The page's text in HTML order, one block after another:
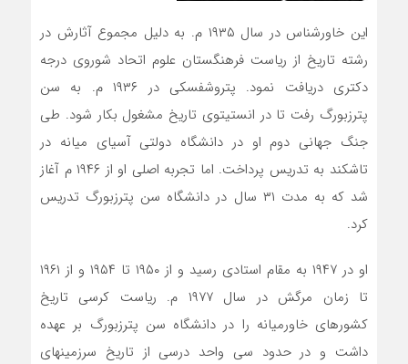
این خاورشناس در سال ۱۹۳۵ م. به دلیل مجموع آثارش در
رشته تاریخ از ریاست فرهنگستان علوم اتحاد شوروی درجه
دکتری دریافت نمود. پتروشفسکی در ۱۹۳۶ م. به سن
پترزبورگ رفت تا در انستیتوی تاریخ مشغول بکار شود. طی
جنگ جهانی دوم او در دانشگاه دولتی آسیای میانه در
تاشکند به تدریس پرداخت. اما تجربه اصلی او از ۱۹۴۶ م آغاز
شد که به مدت ۳۱ سال در دانشگاه سن پترزبورگ تدریس
کرد.
او در ۱۹۴۷ به مقام استادی رسید و از ۱۹۵۰ تا ۱۹۵۴ و از ۱۹۶۱
تا زمان مرگش در سال ۱۹۷۷ م. ریاست کرسی تاریخ
کشورهای خاورمیانه را در دانشگاه سن پترزبورگ بر عهده
داشت و در حدود سی واحد درسی از تاریخ سرزمینهای